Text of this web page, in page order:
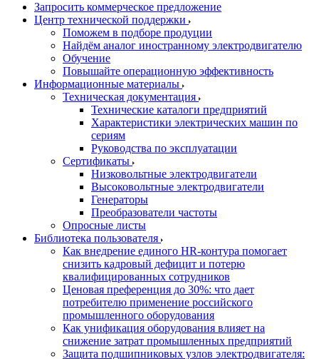
Запросить коммерческое предложение
Центр технической поддержки
Поможем в подборе продуции
Найдём аналог иностранному электродвигателю
Обучение
Повышайте операционную эффективность
Информационные материалы
Техническая документация
Технические каталоги предприятий
Характеристики электрических машин по
сериям
Руководства по эксплуатации
Сертификаты
Низковольтные электродвигатели
Высоковольтные электродвигатели
Генераторы
Преобразователи частоты
Опросные листы
Библиотека пользователя
Как внедрение единого HR-контура помогает
снизить кадровый дефицит и потерю
квалифицированных сотрудников
Ценовая преференция до 30%: что дает
потребителю применение российского
промышленного оборудования
Как унификация оборудования влияет на
снижение затрат промышленных предприятий
Защита подшипниковых узлов электродвигателя: